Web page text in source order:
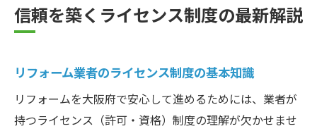
信頼を築くライセンス制度の最新解説
リフォーム業者のライセンス制度の基本知識
リフォームを大阪府で安心して進めるためには、業者が
持つライセンス（許可・資格）制度の理解が欠かせませ